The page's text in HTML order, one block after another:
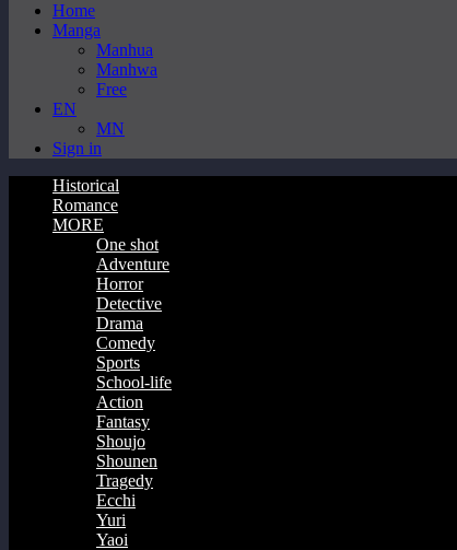
Home
Manga
Manhua
Manhwa
Free
EN
MN
Sign in
Historical
Romance
MORE
One shot
Adventure
Horror
Detective
Drama
Comedy
Sports
School-life
Action
Fantasy
Shoujo
Shounen
Tragedy
Ecchi
Yuri
Yaoi